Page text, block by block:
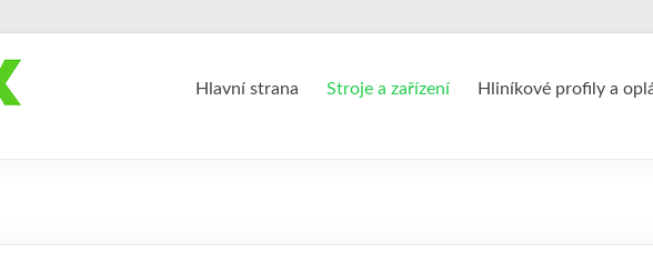
Hlavní strana Stroje a zařízení Hliníkové profily a